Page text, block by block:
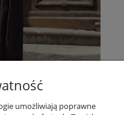
umożliwiają poprawne